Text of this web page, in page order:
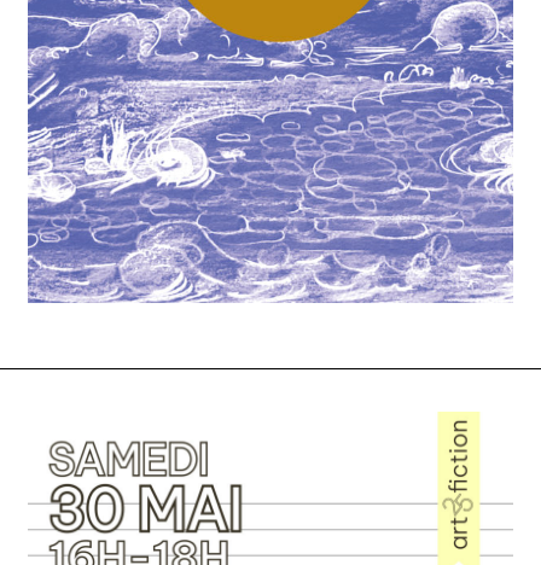
nous contacter ↓
nous contacter
nous soutenir
nous trouver
diffusion/librairies
manuscrits